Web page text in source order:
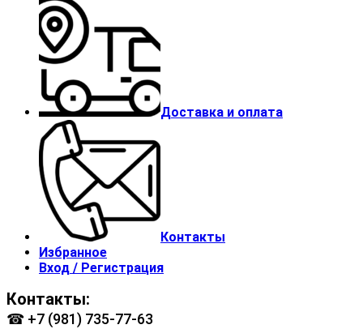
Доставка и оплата
Контакты
Избранное
Вход / Регистрация
Контакты:
☎ +7 (981) 735-77-63